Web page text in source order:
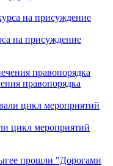
на присуждение
правопорядка
цикл мероприятий